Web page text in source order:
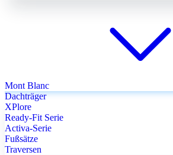
Mont Blanc
Dachträger
XPlore
Ready-Fit Serie
Activa-Serie
Fußsätze
Traversen